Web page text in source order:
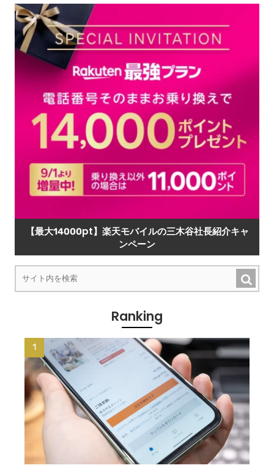
【最大14000pt】楽天モバイルの三木谷社長紹介キャ
ンペーン
Ranking